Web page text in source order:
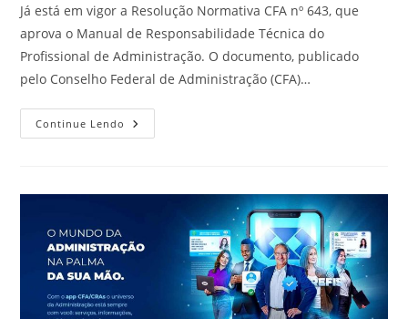
Já está em vigor a Resolução Normativa CFA nº 643, que
aprova o Manual de Responsabilidade Técnica do
Profissional de Administração. O documento, publicado
pelo Conselho Federal de Administração (CFA)…
Continue Lendo CFA
Aprova
Técnica
Profissional
De
Administração